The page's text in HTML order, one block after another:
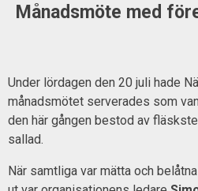
Månadsmöte med
Under lördagen den 20 juli hade
månadsmötet serverades som
den här gången bestod av
sallad.
När samtliga var mätta och